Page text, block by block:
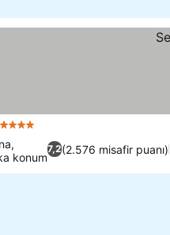
4 Yıldız
7,2(2.576 misafir puanı)
konum